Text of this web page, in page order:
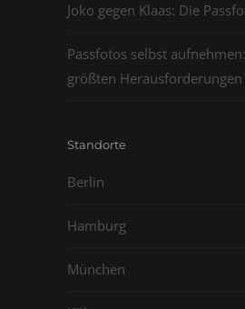
Joko gegen Klaas: Die
Passfotos selbst
größten Herausforderungen
Standorte
Berlin
Hamburg
München